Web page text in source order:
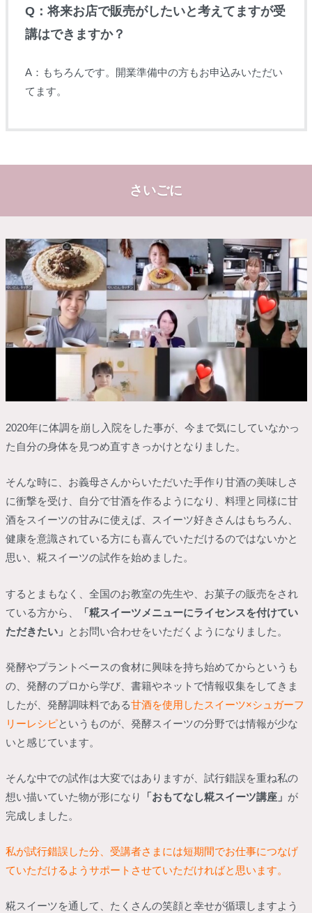
Q：将来お店で販売がしたいと考えてますが受
講はできますか？
A：もちろんです。開業準備中の方もお申込みいただい
てます。
さいごに
2020年に体調を崩し入院をした事が、今まで気にしていなかっ
た自分の身体を見つめ直すきっかけとなりました。
そんな時に、お義母さんからいただいた手作り甘酒の美味しさ
に衝撃を受け、自分で甘酒を作るようになり、料理と同様に甘
酒をスイーツの甘みに使えば、スイーツ好きさんはもちろん、
健康を意識されている方にも喜んでいただけるのではないかと
思い、糀スイーツの試作を始めました。
するとまもなく、全国のお教室の先生や、お菓子の販売をされ
ている方から、
「糀スイーツメニューにライセンスを付けてい
ただきたい」 とお問い合わせをいただくようになりました。
発酵やプラントベースの食材に興味を持ち始めてからというも
の、発酵のプロから学び、書籍やネットで情報収集をしてきま
したが、発酵調味料である甘酒を使用したスイーツ×シュガーフ
リーレシピというものが、発酵スイーツの分野では情報が少な
いと感じています。
そんな中での試作は大変ではありますが、試行錯誤を重ね私の
想い描いていた物が形になり
「おもてなし糀スイーツ講座」 が
完成しました。
私が試行錯誤した分、受講者さまには短期間でお仕事につなげ
ていただけるようサポートさせていただければと思います。
糀スイーツを通して、たくさんの笑顔と幸せが循環しますよう